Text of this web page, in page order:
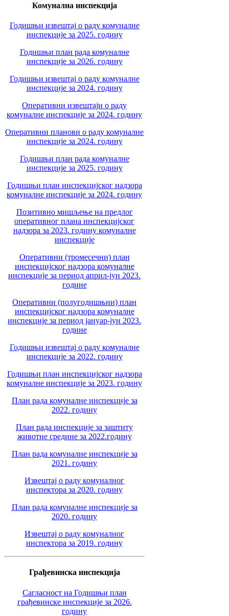
Комунална инспекција
Годишњи извештај о раду комуналне
инспекције за 2025. годину
Годишњи план рада комуналне
инспекције за 2026. годину
Годишњи извештај о раду комуналне
инспекције за 2024. годину
Оперативни извештаји о раду
комуналне инспекције за 2024. годину
Оперативни планови о раду комуналне
инспекције за 2024. годину
Годишњи план рада комуналне
инспекције за 2025. годину
Годишњи план инспекцијског надзора
комуналне инспекције за 2024. годину
Позитивно мишљење на предлог
оперативног плана инспекцијског
надзора за 2023. годину комуналне
инспекције
Оперативни (тромесечни) план
инспекцијског надзора комуналне
инспекције за период април-јун 2023.
године
Оперативни (полугодишњни) план
инспекцијског надзора комуналне
инспекције за период јануар-јун 2023.
године
Годишњи извештај о раду комуналне
инспекције за 2022. годину
Годишњи план инспекцијског надзора
комуналне инспекције за 2023. годину
План рада комуналне инспекције за
2022. годину
План рада инспекције за заштиту
животне средине за 2022.годину
План рада комуналне инспекције за
2021. годину
Извештај о раду комуналног
инспектора за 2020. годину
План рада комуналне инспекције за
2020. годину
Извештај о раду комуналног
инспектора за 2019. годину
Грађевинска инспекција
Сагласност на Годишњи план
грађевинске инспекције за 2026.
годину